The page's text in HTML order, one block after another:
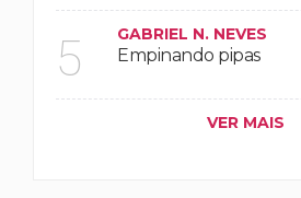
5 GABRIEL N. NEVES
Empinando pipas
VER MAIS